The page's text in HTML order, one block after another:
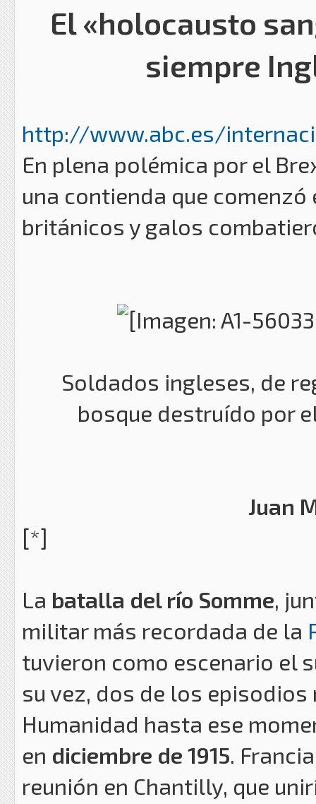
El «holocausto
siempre
http://www.abc.es/
En plena polémica por el
una contienda que comenzó
británicos y galos
Soldados ingleses, de
bosque destruído por
Juan
[*]
La batalla del río Somme,
militar más recordada de la
tuvieron como escenario el
su vez, dos de los
Humanidad hasta ese
en diciembre de 1915.
reunión en Chantilly, que